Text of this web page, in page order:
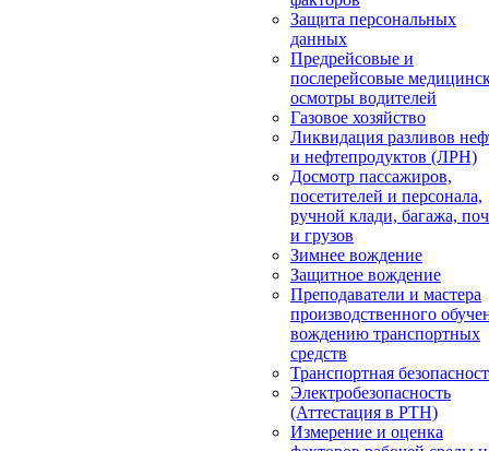
Защита персональных
данных
Предрейсовые и
послерейсовые
осмотры водителей
Газовое хозяйство
Ликвидация разливов
и нефтепродуктов (ЛРН)
Досмотр пассажиров,
посетителей и персонала,
ручной клади, багажа,
и грузов
Зимнее вождение
Защитное вождение
Преподаватели и мастера
производственного
вождению транспортных
средств
Транспортная
Электробезопасность
(Аттестация в РТН)
Измерение и оценка